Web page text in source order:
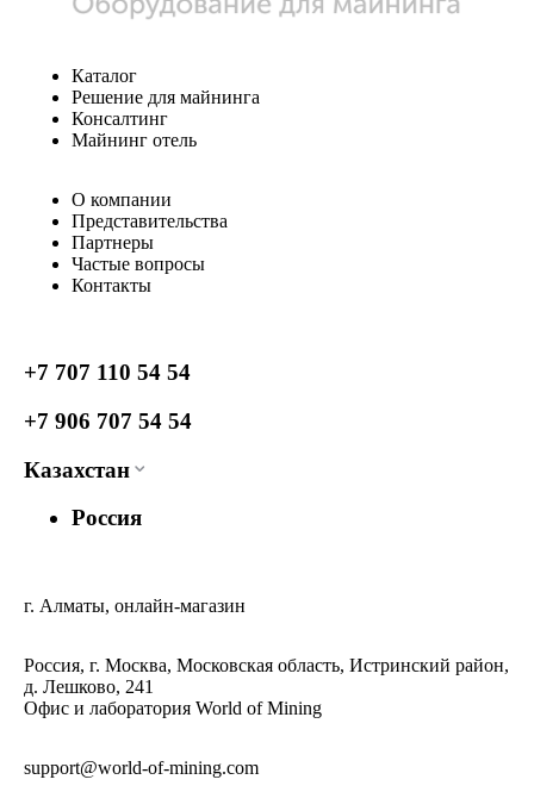
Каталог
Решение для майнинга
Консалтинг
Майнинг отель
О компании
Представительства
Партнеры
Частые вопросы
Контакты
+7 707 110 54 54
+7 906 707 54 54
Казахстан
Россия
г. Алматы, онлайн-магазин
Россия, г. Москва, Московская область, Истринский район,
д. Лешково, 241
Офис и лаборатория World of Mining
support@world-of-mining.com